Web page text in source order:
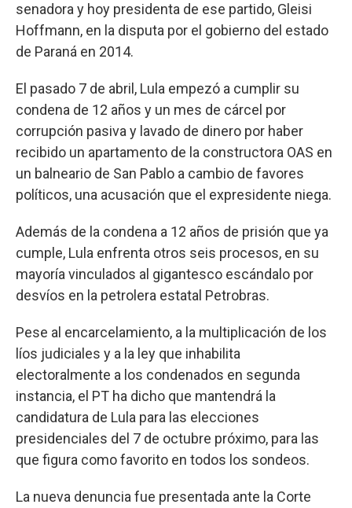
senadora y hoy presidenta de ese partido, Gleisi
Hoffmann, en la disputa por el gobierno del estado
de Paraná en 2014.
El pasado 7 de abril, Lula empezó a cumplir su
condena de 12 años y un mes de cárcel por
corrupción pasiva y lavado de dinero por haber
recibido un apartamento de la constructora OAS en
un balneario de San Pablo a cambio de favores
políticos, una acusación que el expresidente niega.
Además de la condena a 12 años de prisión que ya
cumple, Lula enfrenta otros seis procesos, en su
mayoría vinculados al gigantesco escándalo por
desvíos en la petrolera estatal Petrobras.
Pese al encarcelamiento, a la multiplicación de los
líos judiciales y a la ley que inhabilita
electoralmente a los condenados en segunda
instancia, el PT ha dicho que mantendrá la
candidatura de Lula para las elecciones
presidenciales del 7 de octubre próximo, para las
que figura como favorito en todos los sondeos.
La nueva denuncia fue presentada ante la Corte